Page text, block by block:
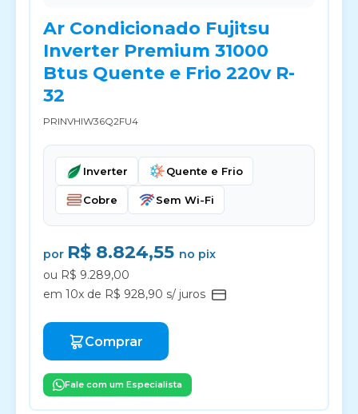
Ar Condicionado Fujitsu
Inverter Premium 31000
Btus Quente e Frio 220v R-
32
PRINVHIW36Q2FU4
Inverter Quente e Frio
Cobre Sem Wi-Fi
por R$ 8.824,55 no pix
ou R$ 9.289,00
em 10x de R$ 928,90 s/ juros
Comprar
Fale com um Especialista